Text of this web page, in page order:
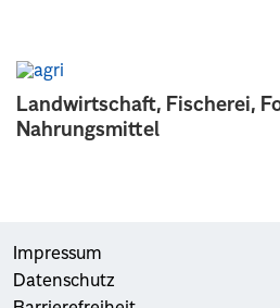
Landwirtschaft, Fischerei,
Nahrungsmittel
Impressum
Datenschutz